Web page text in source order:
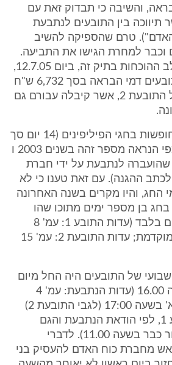
והשיבה כי תבדוק זאת עם
בין התובעים לנתבעת
טרם שהספיקה להשיב
וכבר למחרת הגישו את התביעה.
סמוך לאחר סיום שלב ההוכחות בתיק זה, ביום 12.7.05,
העבירה הנתבעת לתובעים דמי הבראה בסך 6,732 ש"ח
באמצעות אחותה של התובעת 2, אשר קיבלה עבורם גם
י. י. התובעים יצאו לחופשות בחגי הפיליפינים (14 יום סך
הכול בשנת 2005, וכפי הנראה מספר זהה בשנים 2003 ו
שהועברה לנתבעת על ידי חברת
ההגנה). עם זאת טענו כי לא
החג, והיו מקרים בשנה האחרונה
בן מספר ימים מתוכו שהו
בחופשה חלק מהימים בלבד (עדות התובע 1: עמ' 8
לפרוטוקול העדות המוקדמת; עדות התובעת 2: עמ' 15
של התובעים היה החל מיום
שבת בסביבות השעה 16.00 (עדות הנתבעת: עמ' 4
לפרוטוקול) ועד יום א' בשעה 17:00 (לגבי התובעת 2)
ו-12.00 (לגבי התובע 1, לפי הודאת הנתבעת והגם
שלגרסתו נדרש לחזור כבר בשעה 11.00). לדברי
מחברת כוח האדם להעסיק בני